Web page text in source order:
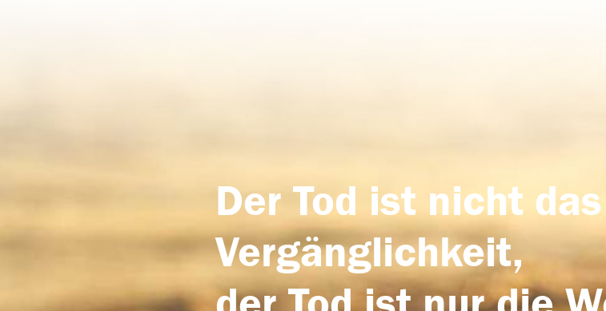
Der Tod ist nicht
Vergänglichkeit,